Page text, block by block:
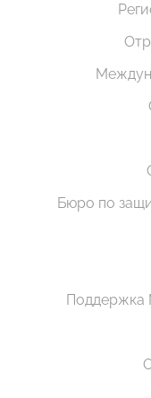
Бюро по
Поддержка